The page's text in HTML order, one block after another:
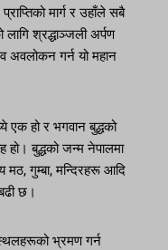
मार्ग र उहाँले सबै
श्रद्धाञ्जली अर्पण
अवलोकन गर्न यो महान
एक हो र भगवान बुद्धको
हो। बुद्धको जन्म नेपालमा
गुम्बा, मन्दिरहरू आदि
छ।
स्थलहरूको भ्रमण गर्न